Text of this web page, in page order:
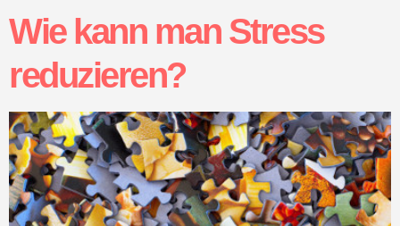
Wie kann man Stress
reduzieren?